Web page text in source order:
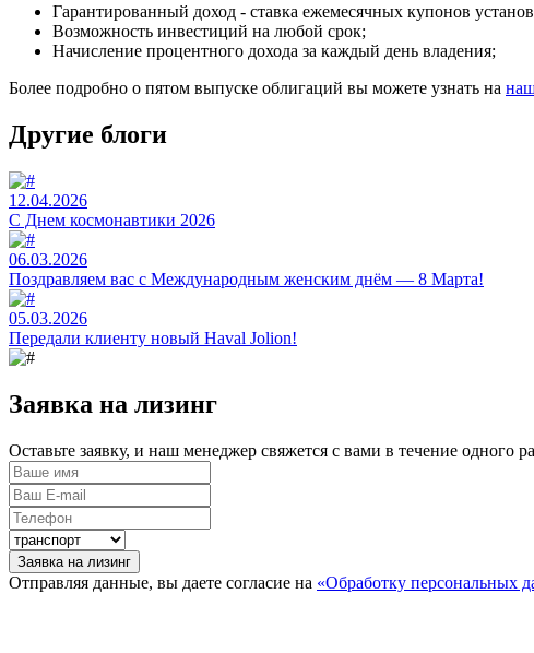
Гарантированный доход - ставка ежемесячных купонов
Возможность инвестиций на любой срок;
Начисление процентного дохода за каждый день владения;
Более подробно о пятом выпуске облигаций вы можете узнать на
Другие блоги
12.04.2026
C Днем космонавтики 2026
06.03.2026
Поздравляем вас с Международным женским днём — 8 Марта!
05.03.2026
Передали клиенту новый Haval Jolion!
Заявка на лизинг
Оставьте заявку, и наш менеджер свяжется с вами в течение одного
Заявка на лизинг
Отправляя данные, вы даете согласие на «Обработку персональных